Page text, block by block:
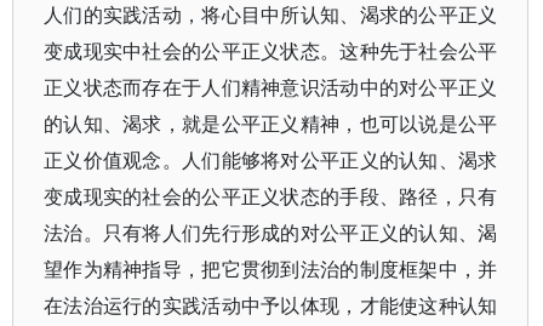
人们的实践活动，将心目中所认知、渴求的公平正义
变成现实中社会的公平正义状态。这种先于社会公平
正义状态而存在于人们精神意识活动中的对公平正义
的认知、渴求，就是公平正义精神，也可以说是公平
正义价值观念。人们能够将对公平正义的认知、渴求
变成现实的社会的公平正义状态的手段、路径，只有
法治。只有将人们先行形成的对公平正义的认知、渴
望作为精神指导，把它贯彻到法治的制度框架中，并
在法治运行的实践活动中予以体现，才能使这种认知